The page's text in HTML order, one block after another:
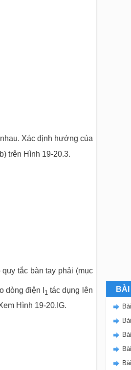
Xác định hướng của
trên Hình 19-20.3.
quy tắc bàn tay phải (mục
dòng điện I 1 tác dụng lên
Hình 19-20.IG.